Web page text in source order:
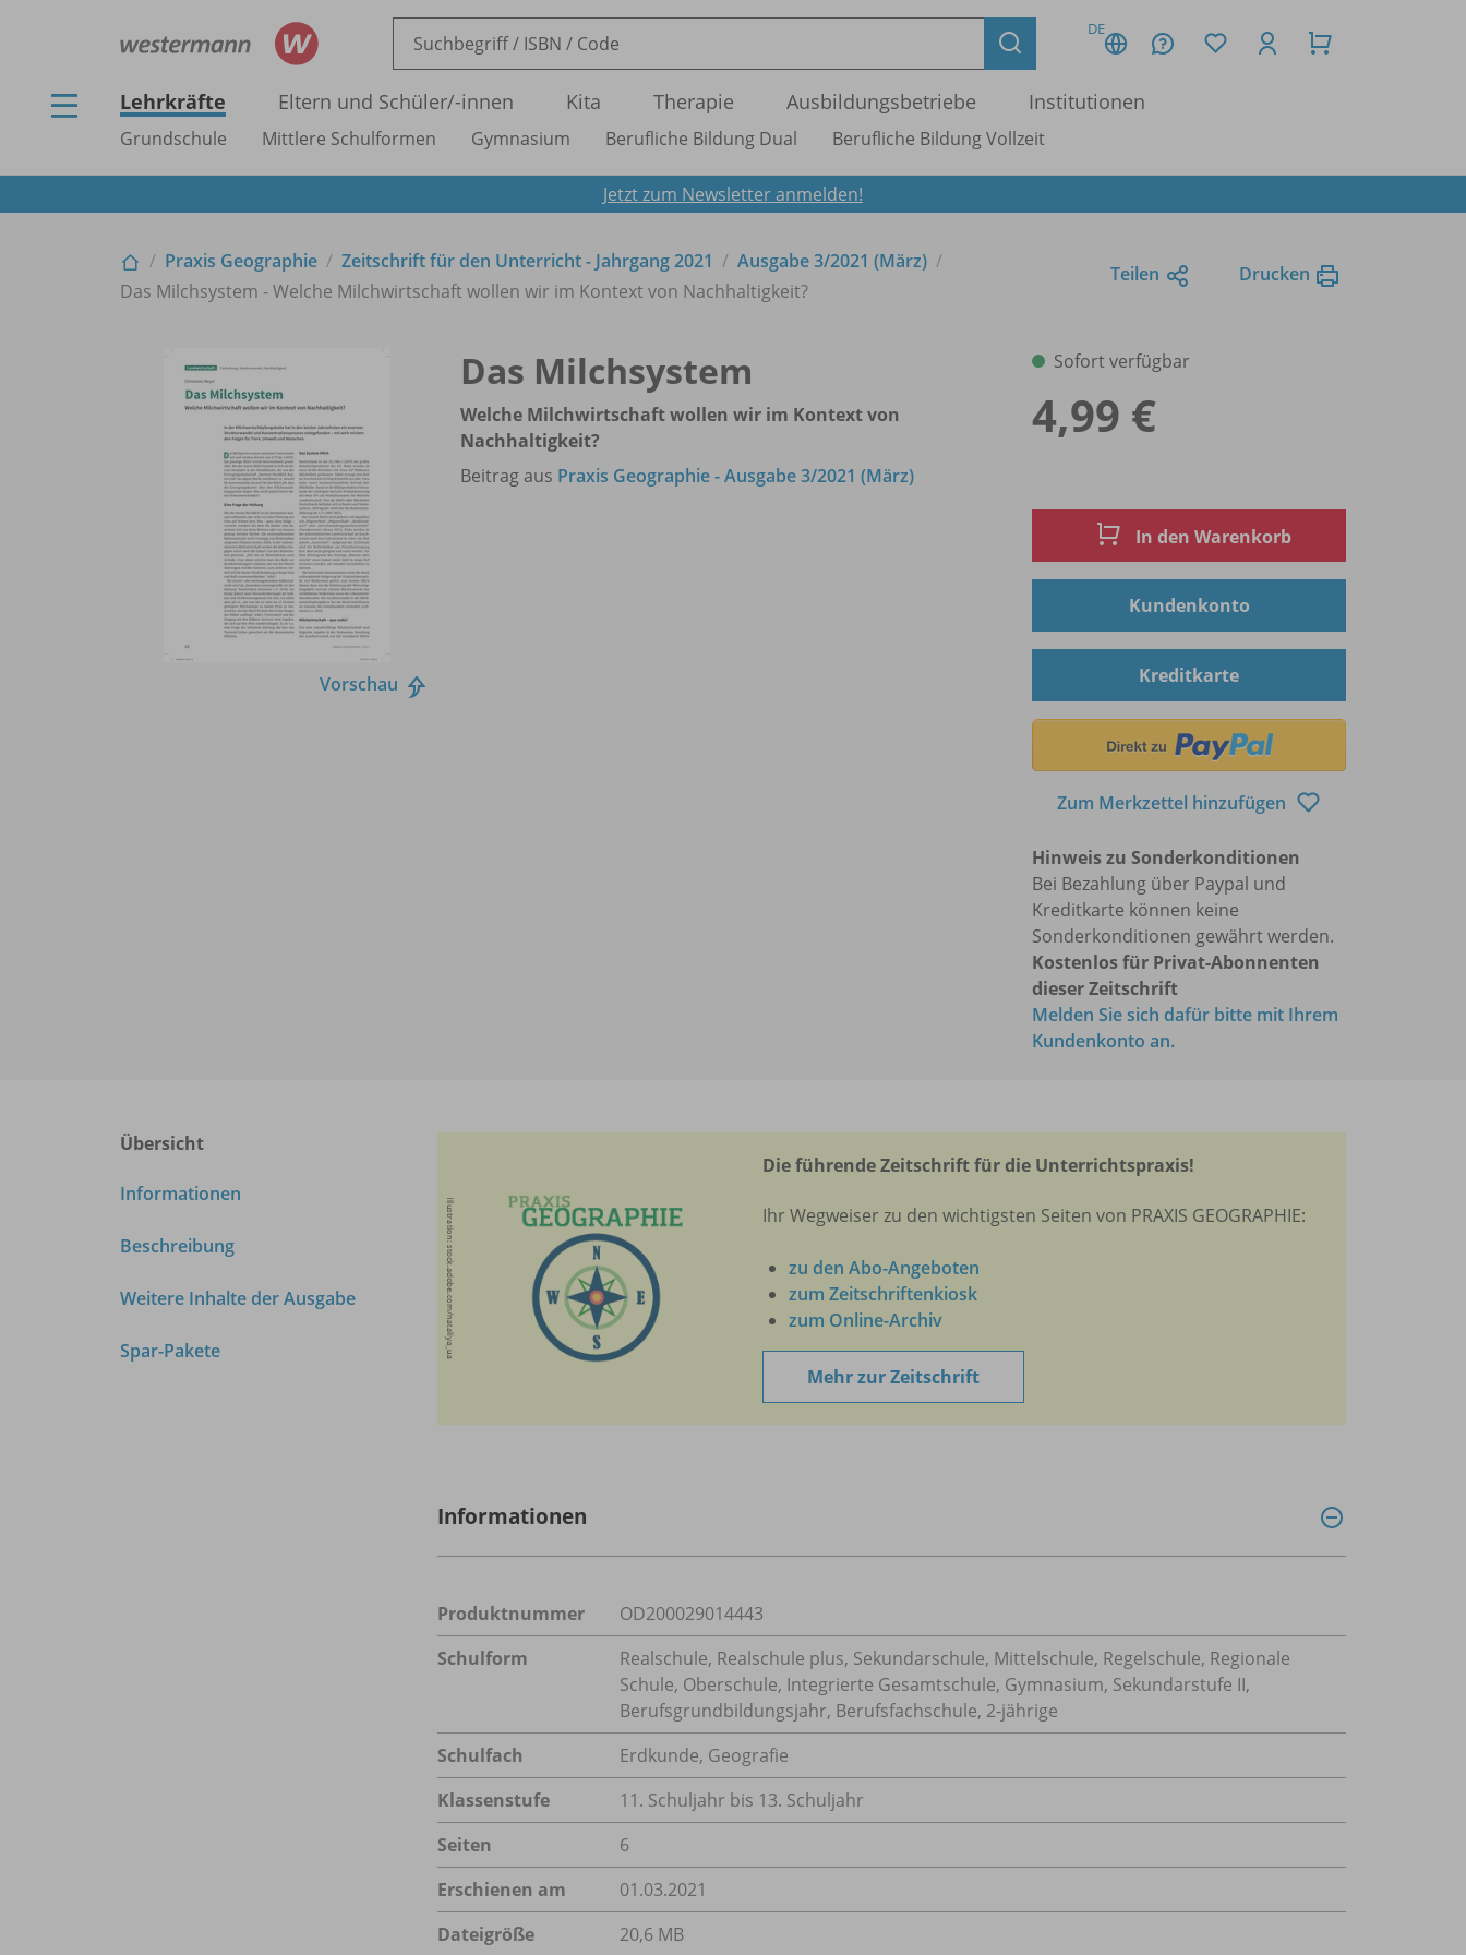
DE
Lehrkräfte Eltern und Schüler/-innen Kita Therapie Ausbildungsbetriebe Institutionen
Grundschule Mittlere Schulformen Gymnasium Berufliche Bildung Dual Berufliche Bildung Vollzeit
Jetzt zum Newsletter anmelden!
Praxis Geographie Zeitschrift für den Unterricht - Jahrgang 2021 Ausgabe 3/2021 (März)
Das Milchsystem - Welche Milchwirtschaft wollen wir im Kontext von Nachhaltigkeit?
Teilen Drucken
Vorschau
Das Milchsystem
Welche Milchwirtschaft wollen wir im Kontext von
Nachhaltigkeit?
Beitrag aus Praxis Geographie - Ausgabe 3/2021 (März)
Sofort verfügbar
4,99 €
In den Warenkorb
Kundenkonto
Kreditkarte
Zum Merkzettel hinzufügen
Hinweis zu Sonderkonditionen
Bei Bezahlung über Paypal und
Kreditkarte können keine
Sonderkonditionen gewährt werden.
Kostenlos für Privat-Abonnenten
dieser Zeitschrift
Melden Sie sich dafür bitte mit Ihrem
Kundenkonto an.
Übersicht
Informationen
Beschreibung
Weitere Inhalte der Ausgabe
Spar-Pakete
Die führende Zeitschrift für die Unterrichtspraxis!
Ihr Wegweiser zu den wichtigsten Seiten von PRAXIS GEOGRAPHIE:
zu den Abo-Angeboten
zum Zeitschriftenkiosk
zum Online-Archiv
Mehr zur Zeitschrift
Informationen
Produktnummer
OD200029014443
Schulform
Realschule, Realschule plus, Sekundarschule, Mittelschule, Regelschule, Regionale
Schule, Oberschule, Integrierte Gesamtschule, Gymnasium, Sekundarstufe II,
Berufsgrundbildungsjahr, Berufsfachschule, 2-jährige
Schulfach
Erdkunde, Geografie
Klassenstufe
11. Schuljahr bis 13. Schuljahr
Seiten
6
Erschienen am
01.03.2021
Dateigröße
20,6 MB